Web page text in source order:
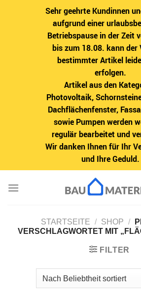
Sehr geehrte Kundinnen
aufgrund einer
Betriebspause in der Zeit
bis zum 18.08. kann der
bestimmter Artikel
erfolgen.
Artikel aus den
Photovoltaik,
Dachflächenfenster,
sowie Pumpen werden
regulär bearbeitet und
Wir danken Ihnen für Ihr
und Ihre Geduld.
Inhalt
STARTSEITE / SHOP /
VERSCHLAGWORTET MIT
FILTER